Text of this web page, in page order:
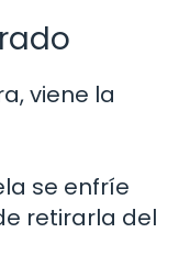
viene la
se enfríe
retirarla del